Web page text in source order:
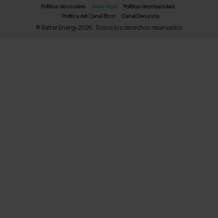
i
n
© Barter Energy 2026 . Todos los derechos reservados
Política de cookies Aviso legal
Política de privacidad
Política del Canal Ético
Canal Denuncia